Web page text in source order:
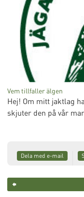
Vem tillfaller älgen
Hej! Om mitt jaktlag
skjuter den på vår
Dela med e-mail